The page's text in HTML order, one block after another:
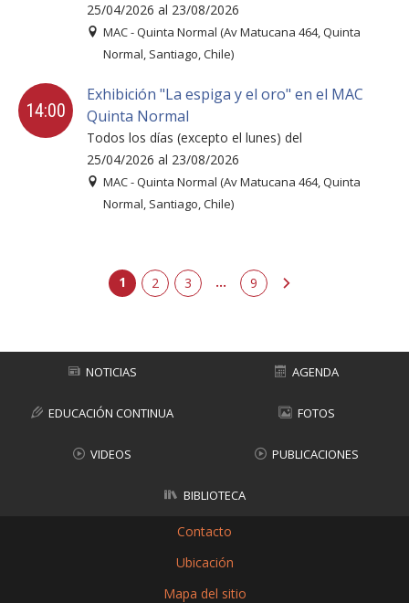
25/04/2026 al 23/08/2026
MAC - Quinta Normal (Av Matucana 464, Quinta
Normal, Santiago, Chile)
14:00
Exhibición "La espiga y el oro" en el MAC
Quinta Normal
Todos los días (excepto el lunes) del
25/04/2026 al 23/08/2026
MAC - Quinta Normal (Av Matucana 464, Quinta
Normal, Santiago, Chile)
1 2 3 ... 9
siguiente
NOTICIAS AGENDA
EDUCACIÓN CONTINUA FOTOS
VIDEOS PUBLICACIONES
BIBLIOTECA
Contacto
Ubicación
Mapa del sitio